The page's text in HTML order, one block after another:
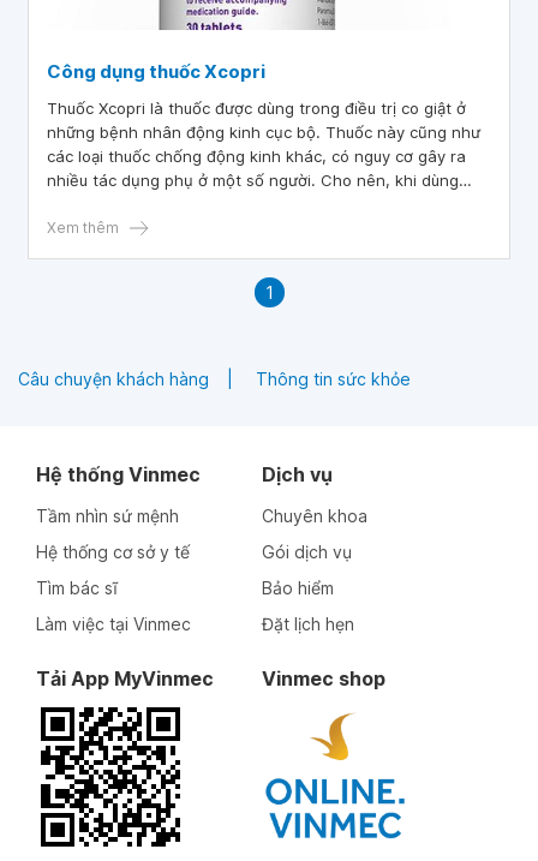
Công dụng thuốc Xcopri
Thuốc Xcopri là thuốc được dùng trong điều trị co giật ở
những bệnh nhân động kinh cục bộ. Thuốc này cũng như
các loại thuốc chống động kinh khác, có nguy cơ gây ra
nhiều tác dụng phụ ở một số người. Cho nên, khi dùng
Xem thêm
1
Câu chuyện khách hàng Thông tin sức khỏe
Hệ thống Vinmec
Tầm nhìn sứ mệnh
Hệ thống cơ sở y tế
Tìm bác sĩ
Làm việc tại Vinmec
Dịch vụ
Chuyên khoa
Gói dịch vụ
Bảo hiểm
Đặt lịch hẹn
Tải App MyVinmec Vinmec shop